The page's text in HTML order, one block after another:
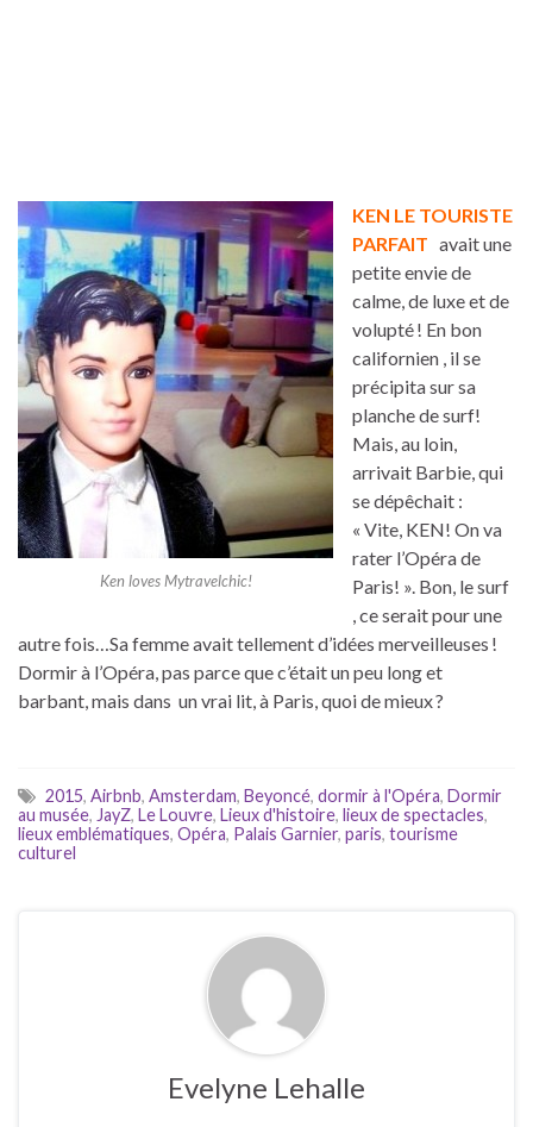
Ken loves Mytravelchic!
KEN LE TOURISTE
PARFAIT avait une
petite envie de
calme, de luxe et de
volupté ! En bon
californien , il se
précipita sur sa
planche de surf!
Mais, au loin,
arrivait Barbie, qui
se dépêchait :
« Vite, KEN! On va
rater l’Opéra de
Paris! ». Bon, le surf
, ce serait pour une
autre fois…Sa femme avait tellement d’idées merveilleuses !
Dormir à l’Opéra, pas parce que c’était un peu long et
barbant, mais dans un vrai lit, à Paris, quoi de mieux ?
2015, Airbnb, Amsterdam, Beyoncé, dormir à l'Opéra, Dormir
au musée, JayZ, Le Louvre, Lieux d'histoire, lieux de spectacles,
lieux emblématiques, Opéra, Palais Garnier, paris, tourisme
culturel
Evelyne Lehalle